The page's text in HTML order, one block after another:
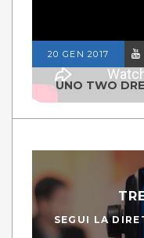
20 GEN 2017
SEGUI LA